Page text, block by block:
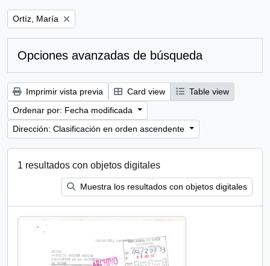
Remove filter:
Ortíz, María
Opciones avanzadas de búsqueda
Imprimir vista previa Card view
Table view
Ordenar por: Fecha modificada
Dirección: Clasificación en orden ascendente
1 resultados con objetos digitales
Muestra los resultados con objetos digitales